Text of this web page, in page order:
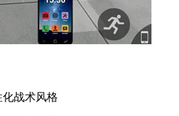
战术风格